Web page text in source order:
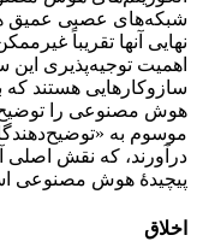
شبکه‌های عصبی عمیق
نهایی آنها تقریباً
اهمیت توجیه‌پذیری
سازوکارهایی هستند که
هوش مصنوعی را توضیح
موسوم به
درآورند، که نقش اصلی
پیچیدهٔ هوش مصنوعی
اخلاق